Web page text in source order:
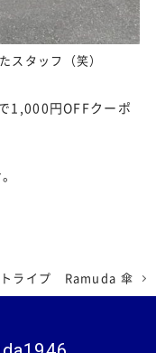
スタッフ（笑）
1,000円OFFクーポ
トライプ Ramuda 傘